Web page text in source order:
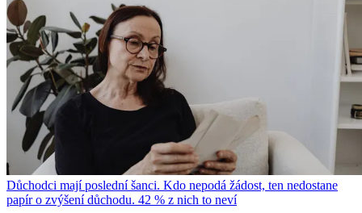
Důchodci mají poslední šanci. Kdo nepodá žádost, ten nedostane
papír o zvýšení důchodu. 42 % z nich to neví